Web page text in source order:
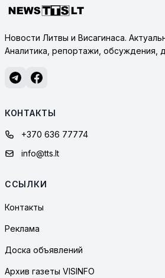
Новости Литвы и Висагинаса.
Аналитика, репортажи, обсуждения,
КОНТАКТЫ
+370 636 77774
info@tts.lt
ССЫЛКИ
Контакты
Реклама
Доска объявлений
Архив газеты VISINFO